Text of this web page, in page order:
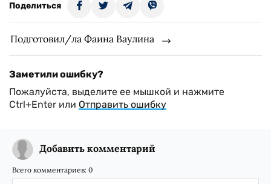
Поделиться
Подготовил/ла Фаина Ваулина
Заметили ошибку?
Пожалуйста, выделите ее мышкой и нажмите
Ctrl+Enter или Отправить ошибку
Добавить комментарий
Всего комментариев: 0